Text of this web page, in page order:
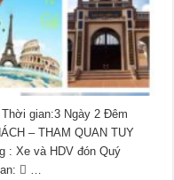
gian:3 Ngày 2 Đêm
– THAM QUAN TUY
: Xe và HDV đón Quý
 …